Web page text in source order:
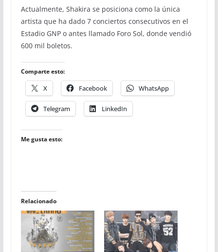
Actualmente, Shakira se posiciona como la única
artista que ha dado 7 conciertos consecutivos en el
Estadio GNP o antes llamado Foro Sol, donde vendió
600 mil boletos.
Comparte esto:
X Facebook WhatsApp
Telegram LinkedIn
Me gusta esto:
Relacionado